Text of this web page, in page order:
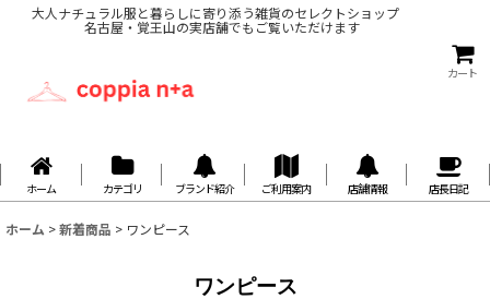
大人ナチュラル服と暮らしに寄り添う雑貨のセレクトショップ
名古屋・覚王山の実店舗でもご覧いただけます
カート
ホーム カテゴリ ブランド紹介 ご利用案内 店舗情報 店長日記
ホーム >新着商品 > ワンピース
ワンピース